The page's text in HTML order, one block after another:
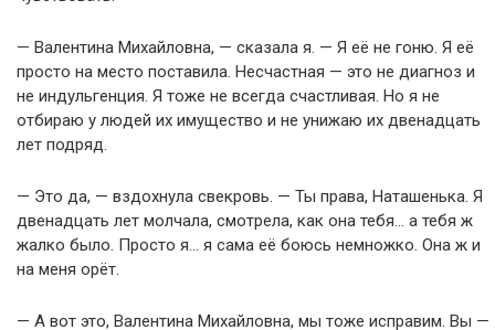
— Валентина Михайловна, — сказала я. — Я её не гоню. Я её
просто на место поставила. Несчастная — это не диагноз и
не индульгенция. Я тоже не всегда счастливая. Но я не
отбираю у людей их имущество и не унижаю их двенадцать
лет подряд.
— Это да, — вздохнула свекровь. — Ты права, Наташенька. Я
двенадцать лет молчала, смотрела, как она тебя… а тебя ж
жалко было. Просто я… я сама её боюсь немножко. Она ж и
на меня орёт.
— А вот это, Валентина Михайловна, мы тоже исправим. Вы —